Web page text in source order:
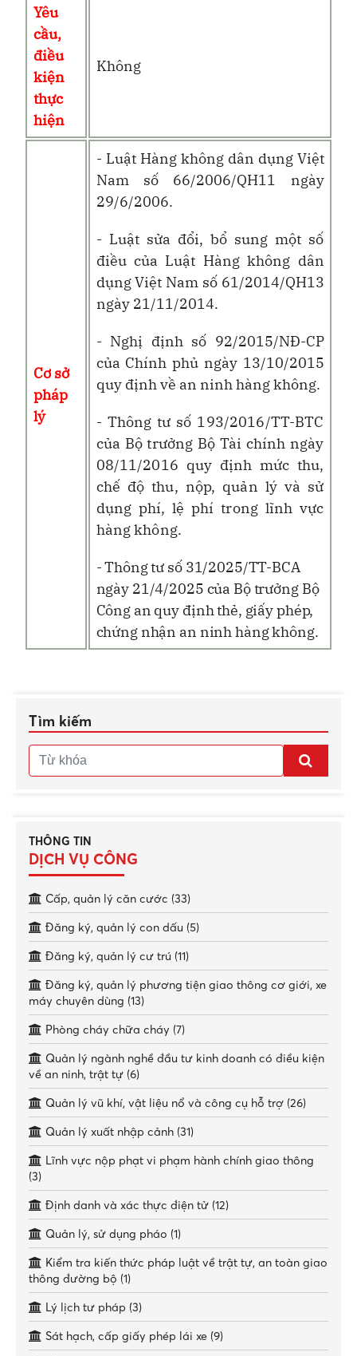
Yêu
cầu,
điều
kiện
thực
hiện
Không
Cơ sở
pháp
lý
- Luật Hàng không dân dụng Việt
Nam số 66/2006/QH11 ngày
29/6/2006.
- Luật sửa đổi, bổ sung một số
điều của Luật Hàng không dân
dụng Việt Nam số 61/2014/QH13
ngày 21/11/2014.
- Nghị định số 92/2015/NĐ-CP
của Chính phủ ngày 13/10/2015
quy định về an ninh hàng không.
- Thông tư số 193/2016/TT-BTC
của Bộ trưởng Bộ Tài chính ngày
08/11/2016 quy định mức thu,
chế độ thu, nộp, quản lý và sử
dụng phí, lệ phí trong lĩnh vực
hàng không.
- Thông tư số 31/2025/TT-BCA
ngày 21/4/2025 của Bộ trưởng Bộ
Công an quy định thẻ, giấy phép,
chứng nhận an ninh hàng không.
Tìm kiếm
THÔNG TIN
DỊCH VỤ CÔNG
Cấp, quản lý căn cước (33)
Đăng ký, quản lý con dấu (5)
Đăng ký, quản lý cư trú (11)
Đăng ký, quản lý phương tiện giao thông cơ giới, xe
máy chuyên dùng (13)
Phòng cháy chữa cháy (7)
Quản lý ngành nghề đầu tư kinh doanh có điều kiện
về an ninh, trật tự (6)
Quản lý vũ khí, vật liệu nổ và công cụ hỗ trợ (26)
Quản lý xuất nhập cảnh (31)
Lĩnh vực nộp phạt vi phạm hành chính giao thông
(3)
Định danh và xác thực điện tử (12)
Quản lý, sử dụng pháo (1)
Kiểm tra kiến thức pháp luật về trật tự, an toàn giao
thông đường bộ (1)
Lý lịch tư pháp (3)
Sát hạch, cấp giấy phép lái xe (9)